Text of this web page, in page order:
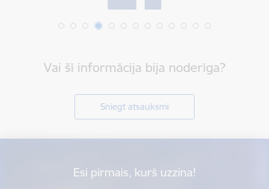
Vai šī informācija bija noderīga?
Sniegt atsauksmi
Esi pirmais, kurš uzzina!